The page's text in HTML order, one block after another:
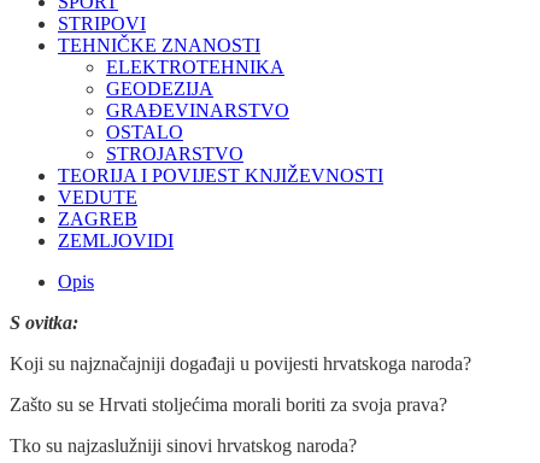
STRIPOVI
TEHNIČKE ZNANOSTI
ELEKTROTEHNIKA
GEODEZIJA
GRAĐEVINARSTVO
OSTALO
STROJARSTVO
TEORIJA I POVIJEST KNJIŽEVNOSTI
VEDUTE
ZAGREB
ZEMLJOVIDI
Opis
S ovitka:
Koji su najznačajniji događaji u povijesti hrvatskoga naroda?
Zašto su se Hrvati stoljećima morali boriti za svoja prava?
Tko su najzaslužniji sinovi hrvatskog naroda?